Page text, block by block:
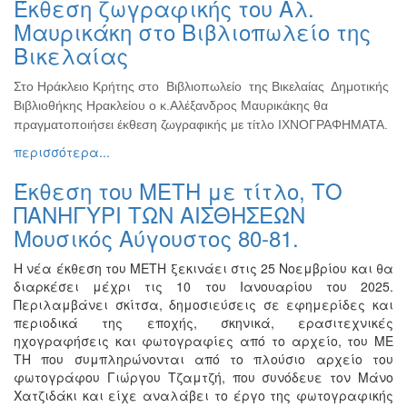
Ζωγραφική
Φωτογραφία
Τραγούδι
Μουσική
Κινηματογράφος
Χορός
Παζάρι
Ειδών
Συνέδρια
Ημερίδες
-
Διημερίδες
Σεμινάρια-
Διαλέξεις-
Ομιλίες
Έκθεση ζωγραφικής του Αλ.
Μαυρικάκη στο Βιβλιοπωλείο της
Βικελαίας
Στο Ηράκλειο Κρήτης στο Βιβλιοπωλείο της Βικελαίας Δημοτικής
Βιβλιοθήκης Ηρακλείου ο κ.Αλέξανδρος Μαυρικάκης θα
πραγματοποιήσει έκθεση ζωγραφικής με τίτλο ΙΧΝΟΓΡΑΦΗΜΑΤΑ.
περισσότερα...
Έκθεση του ΜΕΤΗ με τίτλο, ΤΟ
ΠΑΝΗΓΥΡΙ ΤΩΝ ΑΙΣΘΗΣΕΩΝ
Μουσικός Αύγουστος 80-81.
Η νέα έκθεση του ΜΕΤΗ ξεκινάει στις 25 Νοεμβρίου και θα
διαρκέσει μέχρι τις 10 του Ιανουαρίου του 2025.
Περιλαμβάνει σκίτσα, δημοσιεύσεις σε εφημερίδες και
περιοδικά της εποχής, σκηνικά, ερασιτεχνικές
ηχογραφήσεις και φωτογραφίες από το αρχείο, του ΜΕ
ΤΗ που συμπληρώνονται από το πλούσιο αρχείο του
φωτογράφου Γιώργου Τζαμτζή, που συνόδευε τον Μάνο
Χατζιδάκι και είχε αναλάβει το έργο της φωτογραφικής